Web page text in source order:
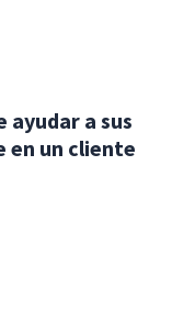
ayudar a sus
en un cliente